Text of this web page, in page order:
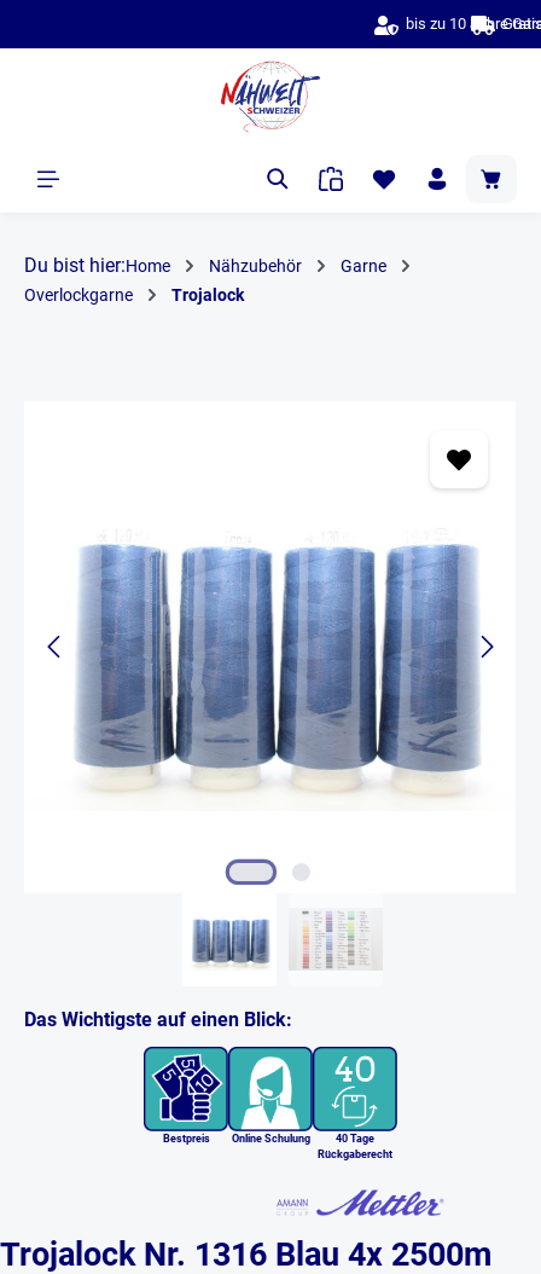
bis zu 10 Jahre Garantie & Bestpreise
Du bist hier:Home Nähzubehör
Garne
Overlockgarne
Trojalock
Das Wichtigste auf einen Blick:
Bestpreis Online Schulung
40 Tage
Rückgaberecht
Trojalock Nr. 1316 Blau 4x 2500m